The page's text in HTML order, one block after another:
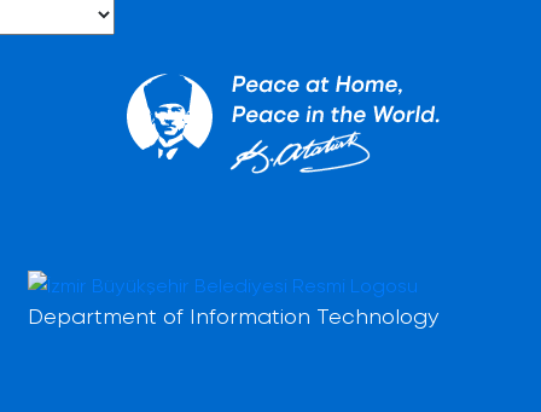
Department of Information Technology